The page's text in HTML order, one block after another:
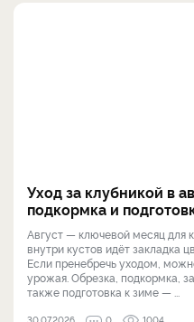
Уход за клубникой в
подкормка и
Август — ключевой месяц для
внутри кустов идёт закладка
Если пренебречь уходом,
урожая. Обрезка, подкормка,
также подготовка к зиме — ...
30.07.2026 0 1004